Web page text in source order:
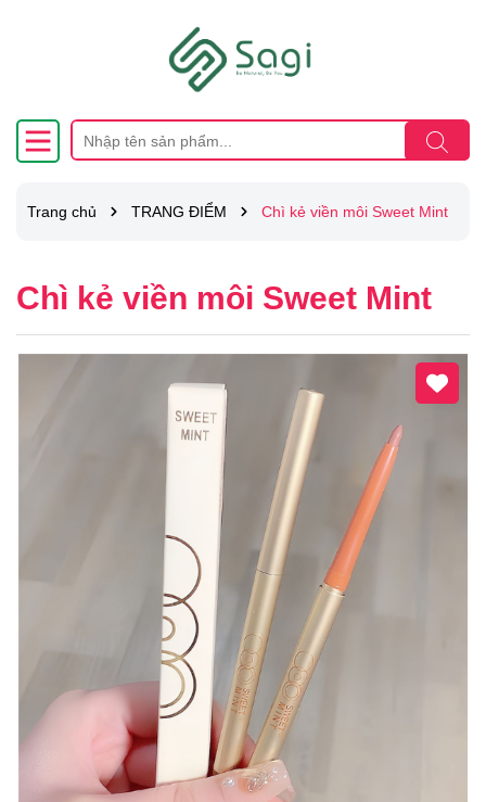
Trang chủ TRANG ĐIỂM Chì kẻ viền môi Sweet Mint
Chì kẻ viền môi Sweet Mint
Mã giảm giá:
Ngày hết hạn:
Điều kiện: